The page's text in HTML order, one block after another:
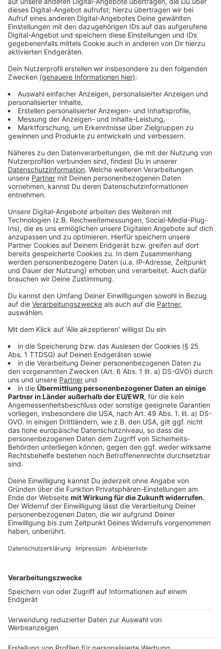
stecken, möchten wir fördern und belohnen.
Das sahen auch dieMitglieder der Juryso: Klaudia
Sluka, Chefredakteurin vom Westfalen-Spiegel, Anne
Eckrodt, Chefredakteurin der Westfälische
Nachrichten, Christian Schäfer,
Konzernpressesprecher der Provinzial, Stefan
Nottmeier, Chefredakteur von Antenne Münster und
Fabian Hintzler, Stabsabteilungsleiter Externe
Konzernkommunikation bei der Provinzial (s. Foto oben
v.l.).
Anzeige
Teilnahme am Landeswettbewerb
Anzeige
Die besten Schülerzeitungen aus Westfalen wurden
zum 26. Mal gekürt. Medienexpertinnen und -experten
bewerteten während der Jurysitzung in Münster die
eingereichten Ausgaben und kürten anschließend die
Sieger. In der Jury vertreten ist auch ANTENNE
MÜNSTER-Chefredakteur Stefan Nottmeier. Die
erstplatzierten Grund- und weiterführenden Schulen
nehmen nun automatisch für das Land NRW am
Schülerzeitungswettbewerb der Länder teil.
Anzeige
Die Übersicht der Gewinner
Anzeige
Grundschulen
Platz: „dreimalvier“ – Erik-Nölting-Grundschule,
Platz: „Eichendorff-Echo“ – Eichendorff-Echo,
Kamen
Platz: „Kunterbunte Seepost“ – Freie Schule am
See, Langscheid
Weiterführende Schulen – Beste Schülerzeitung
im Printformat
Dortmund
Platz: „Alleeblatt“ – Gymnasium an der Schweizer
Allee, Dortmund
Platz: „Kleine Freiheit“ – Gymnasium am Löhrtor
der Stadt Siegen
Weiterführende Schulen – Beste digitale